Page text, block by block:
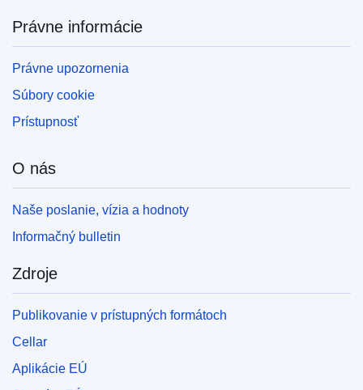
Právne informácie
Právne upozornenia
Súbory cookie
Prístupnosť
O nás
Naše poslanie, vízia a hodnoty
Informačný bulletin
Zdroje
Publikovanie v prístupných formátoch
Cellar
Aplikácie EÚ